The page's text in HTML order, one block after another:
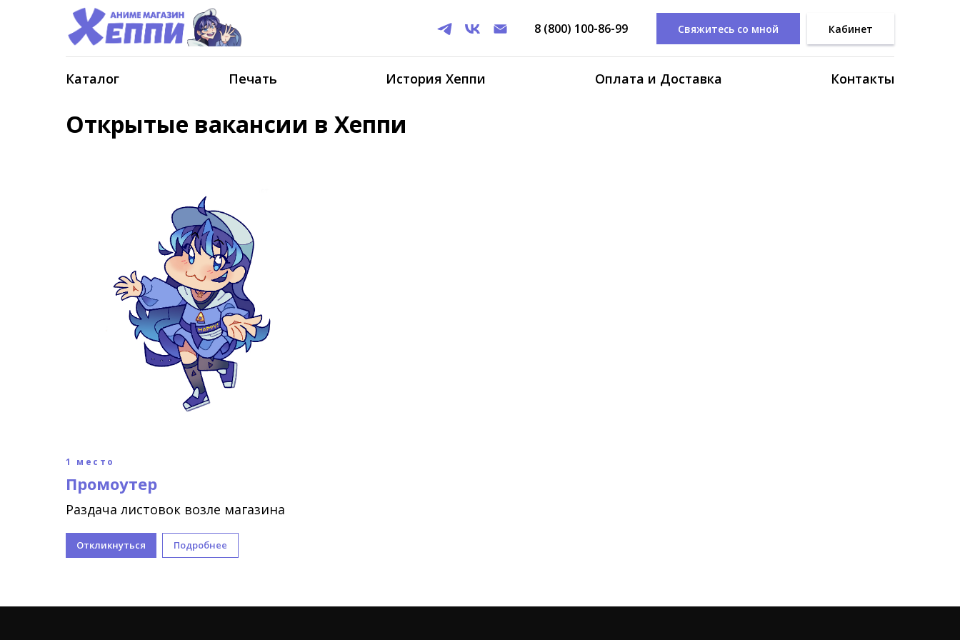
8 (800) 100-86-99 Свяжитесь со мной Кабинет
Каталог Печать История Хеппи Оплата и Доставка Контакты
Открытые вакансии в Хеппи
1 место
Промоутер
Раздача листовок возле магазина
Откликнуться Подробнее